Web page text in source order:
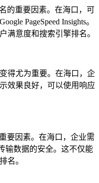
的重要因素。在海口，可
PageSpeed Insights。
满意度和搜索引擎排名。
得尤为重要。在海口，企
效果良好，可以使用响应
要因素。在海口，企业需
输数据的安全。这不仅能
名。